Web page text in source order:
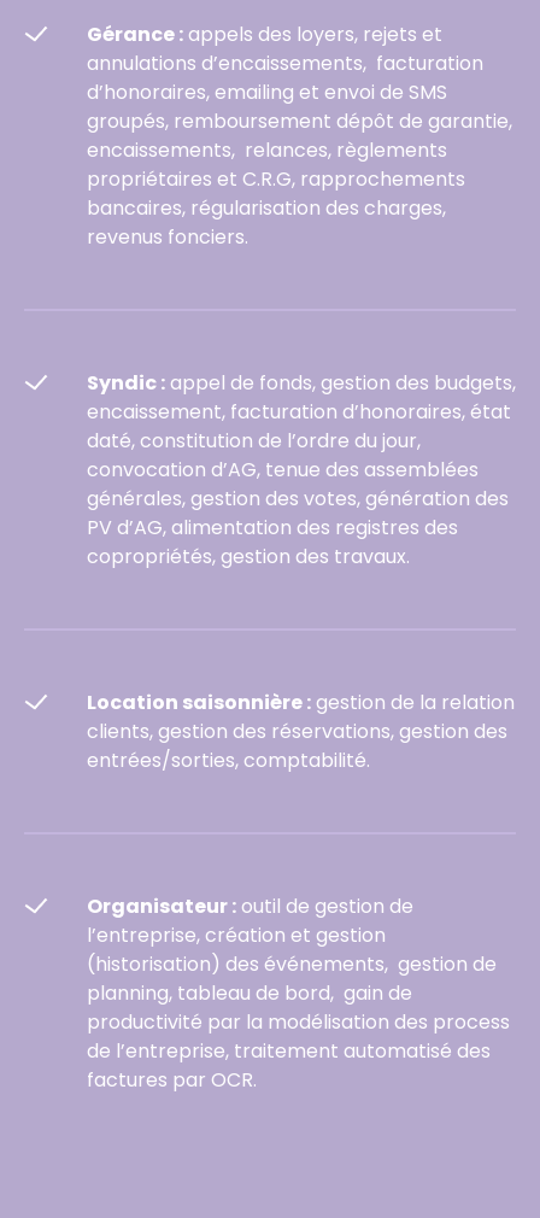
Gérance :appels des loyers, rejets et
annulations d’encaissements, facturation
d’honoraires, emailing et envoi de SMS
groupés, remboursement dépôt de garantie,
encaissements, relances, règlements
propriétaires et C.R.G, rapprochements
bancaires, régularisation des charges,
revenus fonciers.
Syndic :appel de fonds, gestion des budgets,
encaissement, facturation d’honoraires, état
daté, constitution de l’ordre du jour,
convocation d’AG, tenue des assemblées
générales, gestion des votes, génération des
PV d’AG, alimentation des registres des
copropriétés, gestion des travaux.
Location saisonnière :gestion de la relation
clients, gestion des réservations, gestion des
entrées/sorties, comptabilité.
Organisateur :outil de gestion de
l’entreprise, création et gestion
(historisation) des événements, gestion de
planning, tableau de bord, gain de
productivité par la modélisation des process
de l’entreprise, traitement automatisé des
factures par OCR.